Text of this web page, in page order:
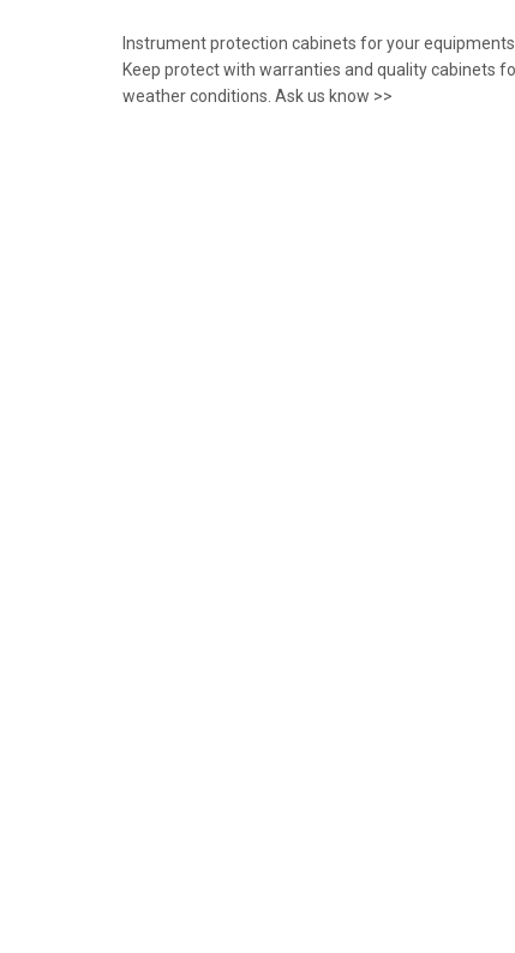
Instrument protection cabinets for your equipments.
Keep protect with warranties and quality cabinets
weather conditions. Ask us know >>